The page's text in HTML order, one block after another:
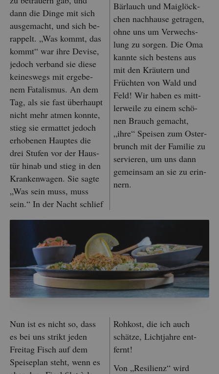
dann die Dinge mit sich
aus­ge­macht, und sich be­
rap­pelt. „Was kommt, das
kommt“ war ihre De­vi­se,
je­doch ver­band sie diese
kei­nes­wegs mit er­ge­be­
nem Fa­ta­lis­mus. An dem
Tag, als sie fast über­haupt
nicht mehr atmen konn­te,
stieg sie er­mat­tet je­doch
er­ho­be­nen Haup­tes die
drei Stu­fen vor der Haus­
tür hinab und stieg in den
Kran­ken­wa­gen. Sie sagte
„Was sein muss, muss
sein.“ In der Nacht schlief
Bär­lauch und Mai­glöck­
chen nach­hau­se ge­tra­gen,
ohne uns um Ver­wechs­
lung zu sor­gen. Die Oma
kann­te sich bes­tens aus
mit den Kräu­tern und
Früch­ten von Wald und
Feld! Wir haben es mitt­
ler­wei­le zu einem schö­
nen Brauch ge­macht,
„ihre“ Spei­sen zum Os­ter­
brunch mit der Fa­mi­lie zu
ser­vie­ren, um uns dann
ge­mein­sam an sie zu er­in­
nern.
Nun ist es nicht so, dass
es bei uns strikt jeden
Frei­tag Fisch auf dem
Spei­se­plan steht, wenn es
Roh­kost, die ich auch
schät­ze, Licht­jah­re ent­
fernt!
Von „Re­si­li­enz“ wird